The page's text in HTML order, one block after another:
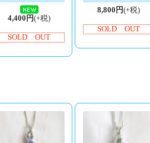
4,400円(+税)
SOLD OUT
8,800円(+税)
SOLD OUT